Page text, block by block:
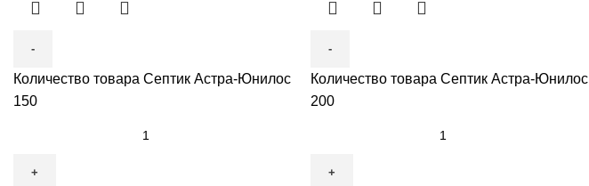
Количество товара Септик Астра-Юнилос
150
Количество товара Септик Астра-Юнилос
200